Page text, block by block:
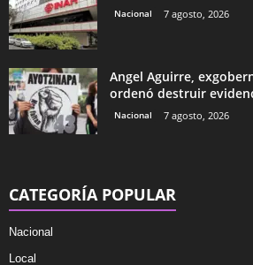
Nacional 7 agosto, 2026
Angel Aguirre,
ordenó destruir
Nacional 7 agosto, 2026
CATEGORÍA POPULAR
Nacional
Local